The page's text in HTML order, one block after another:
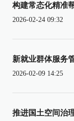
构建常态化精准
2026-02-24 09:32
新就业群体服务
2026-02-09 14:25
推进国土空间治